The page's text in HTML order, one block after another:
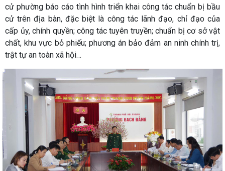
cử phường báo cáo tình hình triển khai công tác chuẩn bị bầu
cử trên địa bàn, đặc biệt là công tác lãnh đạo, chỉ đạo của
cấp ủy, chính quyền; công tác tuyên truyền; chuẩn bị cơ sở vật
chất, khu vực bỏ phiếu; phương án bảo đảm an ninh chính trị,
trật tự an toàn xã hội…